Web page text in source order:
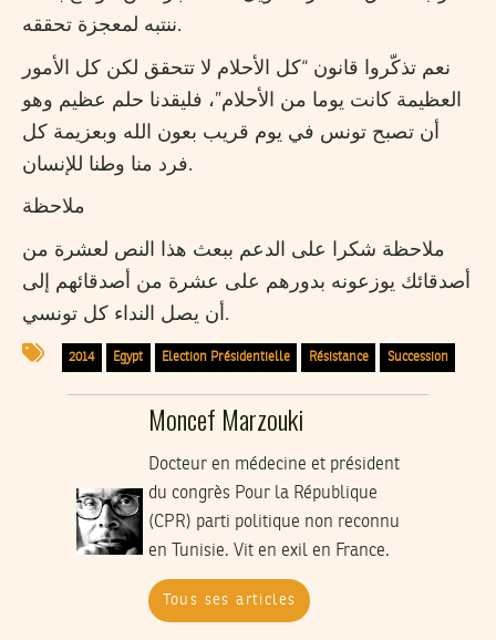
ننتبه لمعجزة تحققه.
نعم تذكّروا قانون “كل الأحلام لا تتحقق لكن كل الأمور
العظيمة كانت يوما من الأحلام”، فليقدنا حلم عظيم وهو
أن تصبح تونس في يوم قريب بعون الله وبعزيمة كل
فرد منا وطنا للإنسان.
ملاحظة
ملاحظة شكرا على الدعم ببعث هذا النص لعشرة من
أصدقائك يوزعونه بدورهم على عشرة من أصدقائهم إلى
أن يصل النداء كل تونسي.
2014 Egypt Election Présidentielle Résistance Succession
Moncef Marzouki
Docteur en médecine et président
du congrès Pour la République
(CPR) parti politique non reconnu
en Tunisie. Vit en exil en France.
Tous ses articles